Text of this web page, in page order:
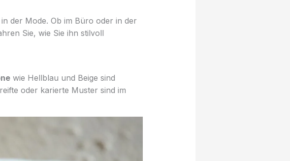
der Mode. Ob im Büro oder in der
Sie, wie Sie ihn stilvoll
wie Hellblau und Beige sind
oder karierte Muster sind im